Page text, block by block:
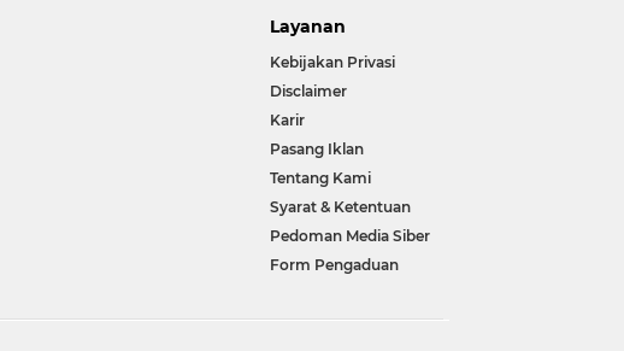
Layanan
Kebijakan Privasi
Disclaimer
Karir
Pasang Iklan
Tentang Kami
Syarat & Ketentuan
Pedoman Media Siber
Form Pengaduan